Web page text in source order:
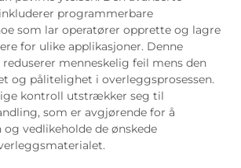
programmerbare
som lar operatører opprette og lagre
for ulike applikasjoner. Denne
menneskelig feil mens den
og pålitelighet i overleggsprosessen.
kontroll utstrækker seg til
som er avgjørende for å
vedlikeholde de ønskede